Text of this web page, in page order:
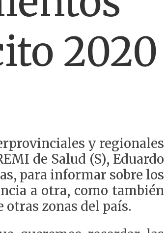
2020
y regionales
de Salud (S), Eduardo
para informar sobre los
a otra, como también
zonas del país.